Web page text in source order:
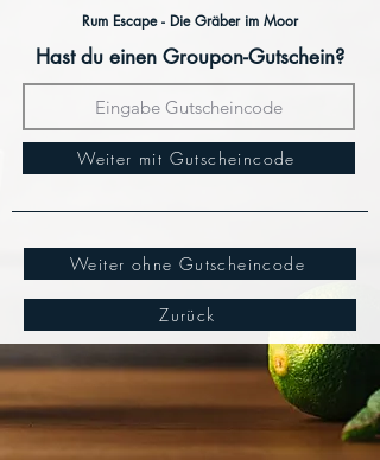
Rum Escape - Die Gräber im Moor
Hast du einen Groupon-Gutschein?
Weiter mit Gutscheincode
Weiter ohne Gutscheincode
Zurück